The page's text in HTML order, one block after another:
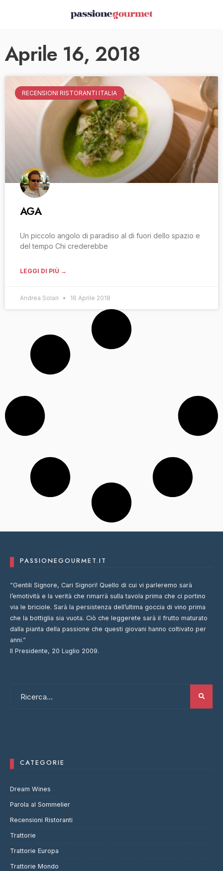
Aprile 16, 2018
RECENSIONI RISTORANTI ITALIA
AGA
Un piccolo angolo di paradiso al di fuori dello spazio e
del tempo Chi crederebbe
LEGGI DI PIÙ →
Andrea Solari 16 Aprile 2018
PASSIONEGOURMET.IT
“Gentili Signore, Cari Signori! Quello di cui vi parleremo sarà
l’emotività e la verità che rimarrà sulla tavola prima che ci portino
via le briciole. Sarà la persistenza dell’ultima goccia di vino prima
che la bottiglia sia vuota. Ciò che leggerete sarà il frutto maturato
dalla pianta della passione che questi giovani hanno coltivato per
anni.”
Il Presidente, 20 Luglio 2009.
CATEGORIE
Dream Wines
Parola al Sommelier
Recensioni Ristoranti
Trattorie
Trattorie Europa
Trattorie Mondo